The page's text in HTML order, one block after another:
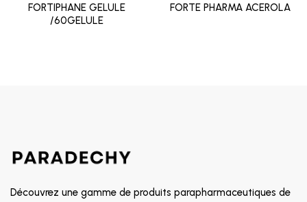
FORTIPHANE GELULE
/60GELULE
FORTE PHARMA ACEROLA
Découvrez une gamme de produits parapharmaceutiques de